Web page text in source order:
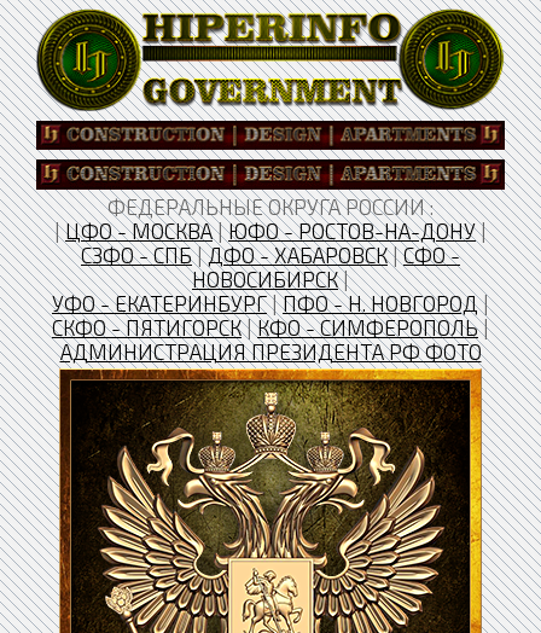
ФЕДЕРАЛЬНЫЕ ОКРУГА РОССИИ :
|ЦФО - МОСКВА|ЮФО - РОСТОВ-НА-ДОНУ|
СЗФО - СПБ|ДФО - ХАБАРОВСК|СФО -
НОВОСИБИРСК|
УФО - ЕКАТЕРИНБУРГ|ПФО - Н. НОВГОРОД|
CКФО - ПЯТИГОРСК|КФО - СИМФЕРОПОЛЬ|
АДМИНИСТРАЦИЯ ПРЕЗИДЕНТА РФ ФОТО